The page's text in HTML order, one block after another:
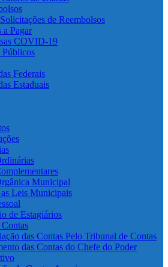
Solicitações de Reembolsos
a Pagar
COVID-19
Públicos
Federais
Estaduais
Municipal
as Leis Municipais
de Estagiários
Contas
das Contas Pelo Tribunal de Contas
das Contas do Chefe do Poder